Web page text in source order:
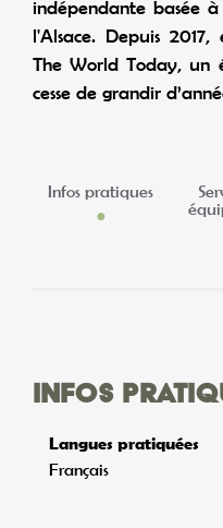
indépendante basée
l'Alsace. Depuis
The World Today, un
cesse de grandir
Infos pratiques
Infos
Langues pratiquées
Français